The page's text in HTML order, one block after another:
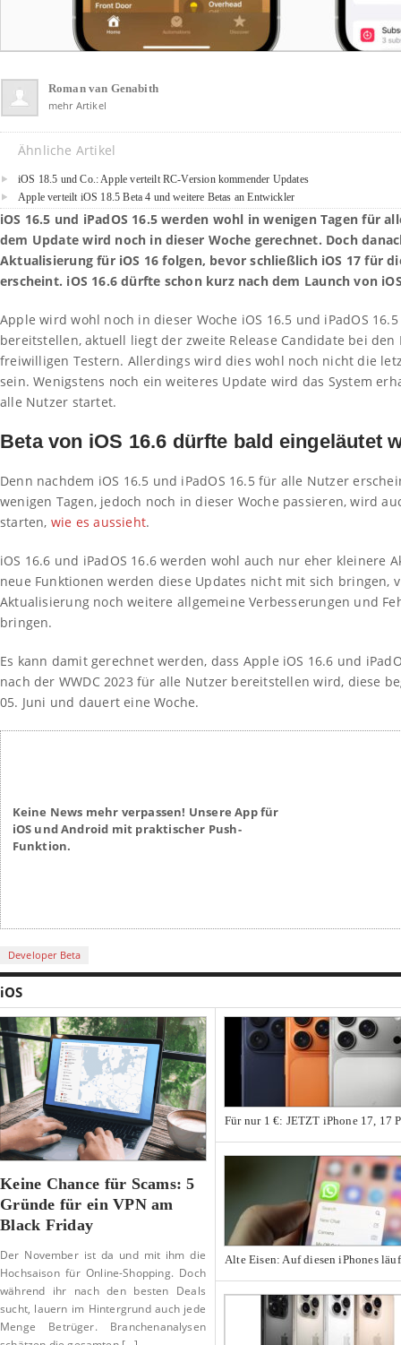
Roman van Genabith
mehr Artikel
Ähnliche Artikel
iOS 18.5 und Co.: Apple verteilt RC-Version kommender Updates
Apple verteilt iOS 18.5 Beta 4 und weitere Betas an Entwickler
iOS 16.5 und iPadOS 16.5 werden wohl in wenigen Tagen für
dem Update wird noch in dieser Woche gerechnet. Doch
Aktualisierung für iOS 16 folgen, bevor schließlich iOS 17 für
erscheint. iOS 16.6 dürfte schon kurz nach dem Launch von
Apple wird wohl noch in dieser Woche iOS 16.5 und iPadOS
bereitstellen, aktuell liegt der zweite Release Candidate bei
freiwilligen Testern. Allerdings wird dies wohl noch nicht die
sein. Wenigstens noch ein weiteres Update wird das System
alle Nutzer startet.
Beta von iOS 16.6 dürfte bald eingeläutet
Denn nachdem iOS 16.5 und iPadOS 16.5 für alle Nutzer
wenigen Tagen, jedoch noch in dieser Woche passieren, wird
starten, wie es aussieht.
iOS 16.6 und iPadOS 16.6 werden wohl auch nur eher kleinere
neue Funktionen werden diese Updates nicht mit sich bringen,
Aktualisierung noch weitere allgemeine Verbesserungen und
bringen.
Es kann damit gerechnet werden, dass Apple iOS 16.6 und
nach der WWDC 2023 für alle Nutzer bereitstellen wird, diese
05. Juni und dauert eine Woche.
Keine News mehr verpassen! Unsere App für
iOS und Android mit praktischer Push-
Funktion.
Developer Beta
iOS
Keine Chance für Scams: 5
Gründe für ein VPN am
Black Friday
Der November ist da und mit ihm die
Hochsaison für Online-Shopping. Doch
während ihr nach den besten Deals
sucht, lauern im Hintergrund auch jede
Menge Betrüger. Branchenanalysen
Für nur 1 €: JETZT iPhone 17, 17
Alte Eisen: Auf diesen iPhones